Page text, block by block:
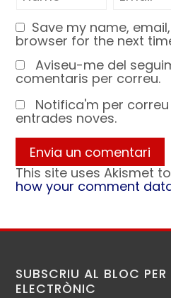
Save my name,
browser for the next
Aviseu-me del
comentaris per correu.
Notifica'm per
entrades noves.
This site uses Akismet
how your comment
SUBSCRIU AL BLOC PER
ELECTRÒNIC